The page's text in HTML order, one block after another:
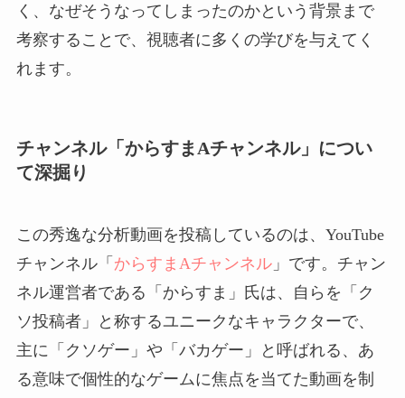
く、なぜそうなってしまったのかという背景まで
考察することで、視聴者に多くの学びを与えてく
れます。
チャンネル「からすまAチャンネル」につい
て深掘り
この秀逸な分析動画を投稿しているのは、YouTube
チャンネル「 からすまAチャンネル」です。チャン
ネル運営者である「からすま」氏は、自らを「ク
ソ投稿者」と称するユニークなキャラクターで、
主に「クソゲー」や「バカゲー」と呼ばれる、あ
る意味で個性的なゲームに焦点を当てた動画を制